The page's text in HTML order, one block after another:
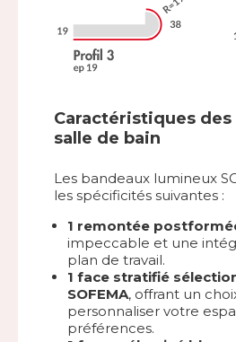
Caractéristiques
salle de bain
Les bandeaux lumineux
les spécificités suivantes :
1 remontée
impeccable et une
plan de travail.
1 face stratifié
SOFEMA, offrant un
personnaliser votre
préférences.